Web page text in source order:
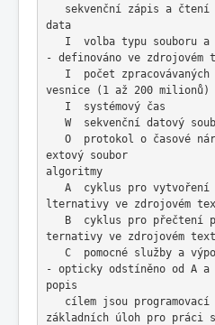
sekvenční zápis a
data
- definováno ve zdrojovém
vesnice (1 až 200 milionů)
   I  systémový čas
W  sekvenční datový
extový soubor
algoritmy
lternativy ve
ternativy ve zdrojovém
- opticky odstíněno od A a
popis
základních úloh pro práci